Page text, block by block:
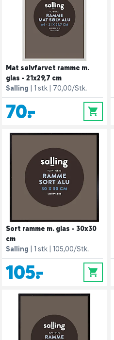
Mat sølvfarvet ramme m.
glas - 21x29,7 cm
Salling
1 stk 70,00/Stk.
70,- 0
Sort ramme m. glas - 30x30
cm
Salling
1 stk 105,00/Stk.
105,- 0